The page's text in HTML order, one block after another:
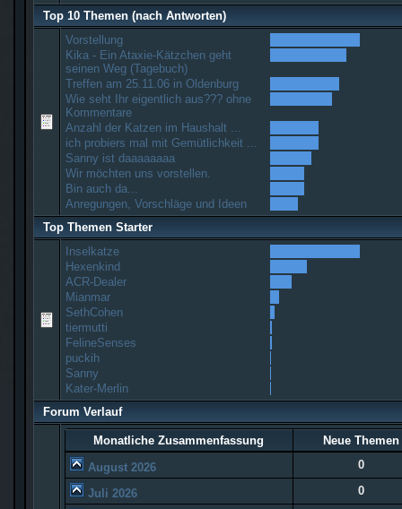
Top 10 Themen (nach Antworten)
Vorstellung
Kika - Ein Ataxie-Kätzchen geht
seinen Weg (Tagebuch)
Treffen am 25.11.06 in Oldenburg
Wie seht Ihr eigentlich aus??? ohne
Kommentare
Anzahl der Katzen im Haushalt ...
ich probiers mal mit Gemütlichkeit ...
Sanny ist daaaaaaaa
Wir möchten uns vorstellen.
Bin auch da...
Anregungen, Vorschläge und Ideen
Top Themen Starter
Inselkatze
Hexenkind
ACR-Dealer
Mianmar
SethCohen
tiermutti
FelineSenses
puckih
Sanny
Kater-Merlin
Forum Verlauf
Monatliche Zusammenfassung
Neue Themen
August 2026
0
Juli 2026 0